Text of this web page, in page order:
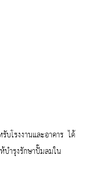
โรงงานและอาคาร  ได้
บำรุงรักษาปั๊มลมใน